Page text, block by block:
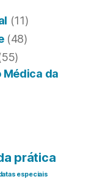
(11)
(48)
da
prática
especiais